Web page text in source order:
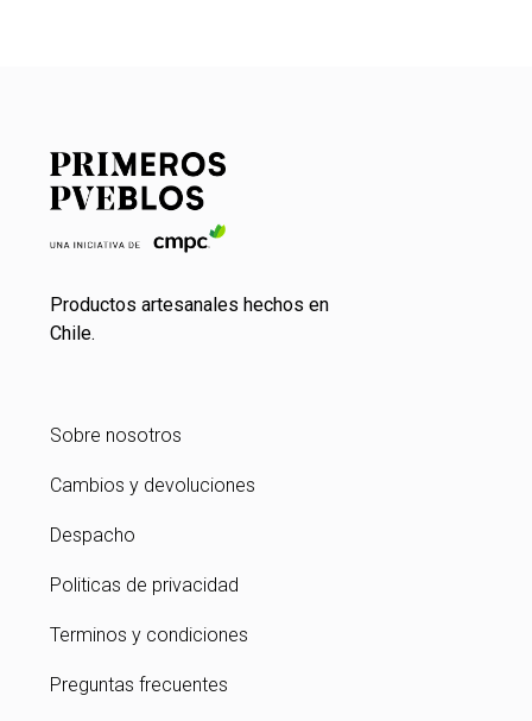
Productos artesanales hechos en
Chile.
Sobre nosotros
Cambios y devoluciones
Despacho
Politicas de privacidad
Terminos y condiciones
Preguntas frecuentes